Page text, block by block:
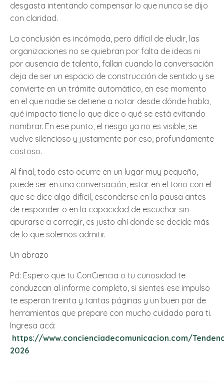
desgasta intentando compensar lo que nunca se dijo
con claridad.
La conclusión es incómoda, pero difícil de eludir, las
organizaciones no se quiebran por falta de ideas ni
por ausencia de talento, fallan cuando la conversación
deja de ser un espacio de construcción de sentido y se
convierte en un trámite automático, en ese momento
en el que nadie se detiene a notar desde dónde habla,
qué impacto tiene lo que dice o qué se está evitando
nombrar. En ese punto, el riesgo ya no es visible, se
vuelve silencioso y justamente por eso, profundamente
costoso.
Al final, todo esto ocurre en un lugar muy pequeño,
puede ser en una conversación, estar en el tono con el
que se dice algo difícil, esconderse en la pausa antes
de responder o en la capacidad de escuchar sin
apurarse a corregir, es justo ahí donde se decide más
de lo que solemos admitir.
Un abrazo
Pd: Espero que tu ConCiencia o tu curiosidad te
conduzcan al informe completo, si sientes ese impulso
te esperan treinta y tantas páginas y un buen par de
herramientas que prepare con mucho cuidado para ti.
Ingresa acá:
https://www.concienciadecomunicacion.com/
2026